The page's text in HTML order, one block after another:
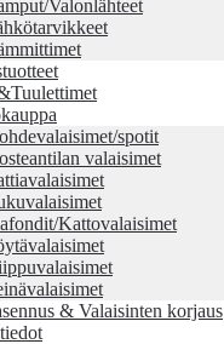
Valonlähteet
spotit
valaisimet
Kattovalaisimet
& Valaisinten korjaus